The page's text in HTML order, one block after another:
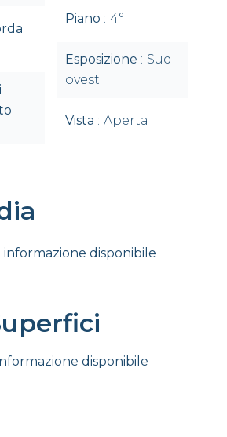
Piano 4°
Esposizione
Sud-
ovest
Vista Aperta
informazione disponibile
disponibile